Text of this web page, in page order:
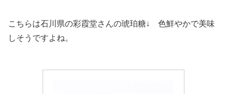
こちらは石川県の彩霞堂さんの琥珀糖↓ 色鮮やかで美味
しそうですよね。